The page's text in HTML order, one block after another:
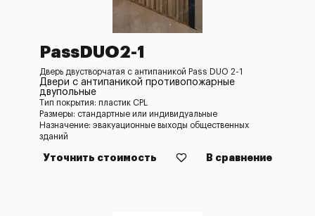
PassDUO2-1
Дверь двустворчатая с антипаникой Pass DUO 2-1
Двери с антипаникой противопожарные
двупольные
Тип покрытия: пластик CPL
Размеры: стандартные или индивидуальные
Назначение: эвакуационные выходы общественных
зданий
Уточнить стоимость В сравнение